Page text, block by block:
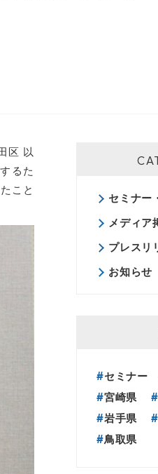
区 以
るた
こと
セミナー
メディア
プレスリ
お知らせ
セミナー
宮崎県
岩手県
鳥取県